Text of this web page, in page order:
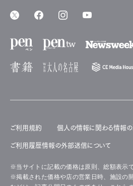
ご利用規約 個人の情報に関わる情報の
ご利用履歴情報の外部送信について
※当サイトに記載の価格は原則、総額表示で
※掲載された価格や店の営業日時、施設の